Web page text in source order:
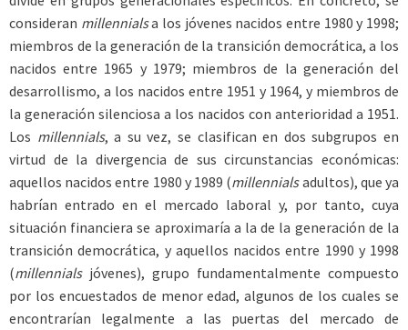
consideran millennialsa los jóvenes nacidos entre 1980 y 1998;
miembros de la generación de la transición democrática, a los
nacidos entre 1965 y 1979; miembros de la generación del
desarrollismo, a los nacidos entre 1951 y 1964, y miembros de
la generación silenciosa a los nacidos con anterioridad a 1951.
Los millennials, a su vez, se clasifican en dos subgrupos en
virtud de la divergencia de sus circunstancias económicas:
aquellos nacidos entre 1980 y 1989 (millennialsadultos), que ya
habrían entrado en el mercado laboral y, por tanto, cuya
situación financiera se aproximaría a la de la generación de la
transición democrática, y aquellos nacidos entre 1990 y 1998
(millennials jóvenes), grupo fundamentalmente compuesto
por los encuestados de menor edad, algunos de los cuales se
encontrarían legalmente a las puertas del mercado de